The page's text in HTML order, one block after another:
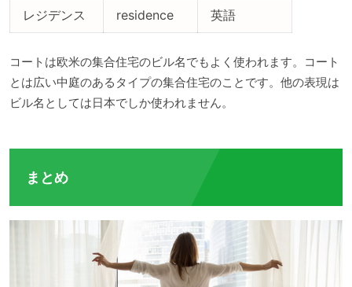
レジデンス residence 英語
コートは欧米の集合住宅のビル名でもよく使われます。コート
とは広い中庭のあるタイプの集合住宅のことです。他の表現は
ビル名としては日本でしか使われません。
まとめ